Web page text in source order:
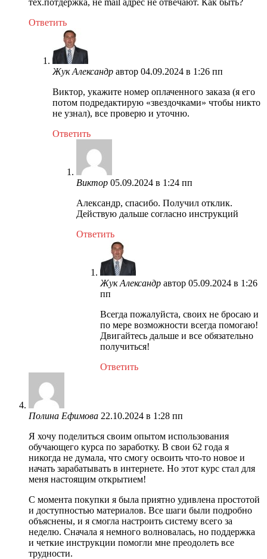
Ответить
Жук Александр автор 04.09.2024 в 1:26 пп
Виктор, укажите номер оплаченного заказа (я его
потом подредактирую «звездочками» чтобы никто
не узнал), все проверю и уточню.
Ответить
Виктор 05.09.2024 в 1:24 пп
Александр, спасибо. Получил отклик.
Действую дальше согласно инструкций
Ответить
Жук Александр автор 05.09.2024 в 1:26
пп
Всегда пожалуйста, своих не бросаю и
по мере возможности всегда помогаю!
Двигайтесь дальше и все обязательно
получиться!
Ответить
Полина Ефимова 22.10.2024 в 1:28 пп
Я хочу поделиться своим опытом использования
обучающего курса по заработку. В свои 62 года я
никогда не думала, что смогу освоить что-то новое и
начать зарабатывать в интернете. Но этот курс стал для
меня настоящим открытием!
С момента покупки я была приятно удивлена простотой
и доступностью материалов. Все шаги были подробно
объяснены, и я смогла настроить систему всего за
неделю. Сначала я немного волновалась, но поддержка
и четкие инструкции помогли мне преодолеть все
трудности.